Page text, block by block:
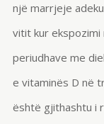
një marrjeje
vitit kur
periudhave me
e vitaminës D në
është gjithashtu i